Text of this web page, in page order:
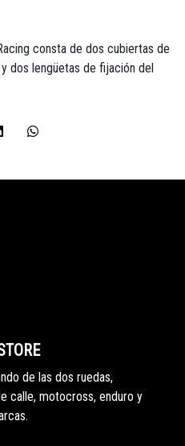
consta de dos cubiertas de
dos lengüetas de fijación del
de las dos ruedas,
calle, motocross, enduro y